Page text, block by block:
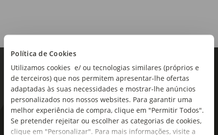
Política de Cookies
Utilizamos cookies e/ ou tecnologias similares (próprios e
de terceiros) que nos permitem apresentar-lhe ofertas
adaptadas às suas necessidades e mostrar-lhe anúncios
personalizados nos nossos websites. Para garantir uma
melhor experiência de compra, clique em "Permitir Todos".
Se pretender rejeitar ou escolher as categorias de cookies,
clique em "Personalizar". Para mais informações, visite a
espuma
Dimensões:
68 x 57,5 x 73cm
As novidades mais frescas no